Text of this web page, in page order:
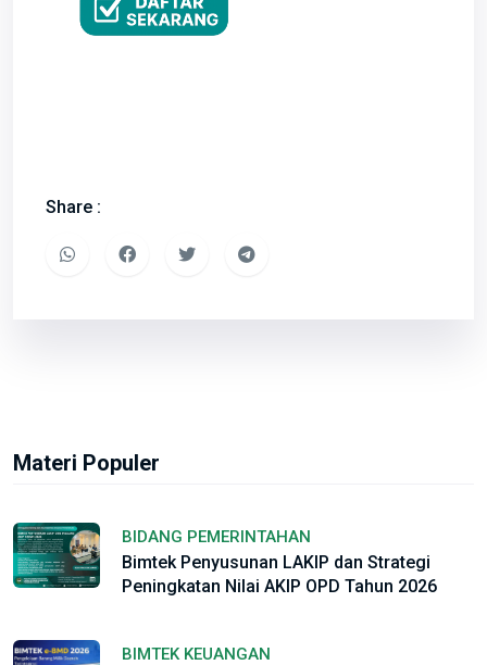
Materi Populer
BIDANG PEMERINTAHAN
Bimtek Penyusunan LAKIP dan Strategi
Peningkatan Nilai AKIP OPD Tahun 2026
BIMTEK KEUANGAN
Share :